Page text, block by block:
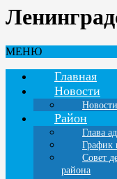
МЕНЮ
Главная
Новости
Район
Глава
График
Совет
района